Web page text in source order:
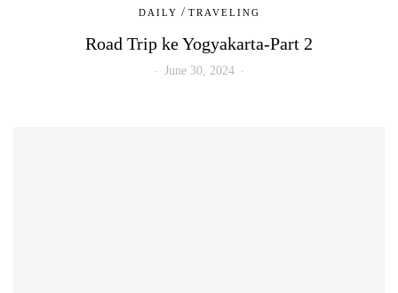
DAILY / TRAVELING
Road Trip ke Yogyakarta-Part 2
June 30, 2024